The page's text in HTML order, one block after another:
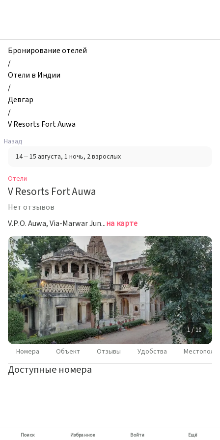
V
Resorts
Fort
Auwa,
Девгар,
Индия
Бронирование отелей
/
Отели в Индии
/
Девгар
/
V Resorts Fort Auwa
Назад
14 – 15 августа, 1 ночь, 2 взрослых
Отели
V Resorts Fort Auwa
Нет отзывов
V.P.O. Auwa, Via-Marwar Junction, Деогархна карте
1 / 10
Номера Объект Отзывы Удобства
Доступные номера
Поиск Избранное Войти Ещё